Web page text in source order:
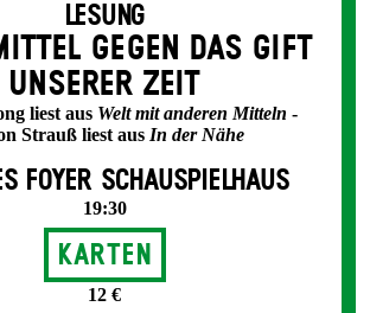
LESUNG
GEGEN DAS GIFT
UNSERER ZEIT
liest aus Welt mit anderen Mitteln -
Strauß liest aus In der Nähe
FOYER SCHAUSPIELHAUS
19:30
Karten
12 €